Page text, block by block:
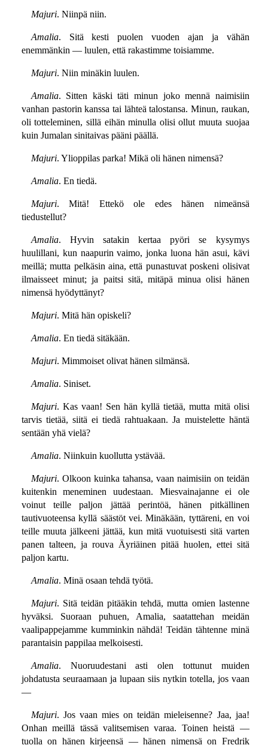
Majuri. Niinpä niin.
Amalia. Sitä kesti puolen vuoden ajan ja vähän
enemmänkin — luulen, että rakastimme toisiamme.
Majuri. Niin minäkin luulen.
Amalia. Sitten käski täti minun joko mennä naimisiin
vanhan pastorin kanssa tai lähteä talostansa. Minun, raukan,
oli totteleminen, sillä eihän minulla olisi ollut muuta suojaa
kuin Jumalan sinitaivas pääni päällä.
Majuri. Ylioppilas parka! Mikä oli hänen nimensä?
Amalia. En tiedä.
Majuri. Mitä! Ettekö ole edes hänen nimeänsä
tiedustellut?
Amalia. Hyvin satakin kertaa pyöri se kysymys
huulillani, kun naapurin vaimo, jonka luona hän asui, kävi
meillä; mutta pelkäsin aina, että punastuvat poskeni olisivat
ilmaisseet minut; ja paitsi sitä, mitäpä minua olisi hänen
nimensä hyödyttänyt?
Majuri. Mitä hän opiskeli?
Amalia. En tiedä sitäkään.
Majuri. Mimmoiset olivat hänen silmänsä.
Amalia. Siniset.
Majuri. Kas vaan! Sen hän kyllä tietää, mutta mitä olisi
tarvis tietää, siitä ei tiedä rahtuakaan. Ja muistelette häntä
sentään yhä vielä?
Amalia. Niinkuin kuollutta ystävää.
Majuri. Olkoon kuinka tahansa, vaan naimisiin on teidän
kuitenkin meneminen uudestaan. Miesvainajanne ei ole
voinut teille paljon jättää perintöä, hänen pitkällinen
tautivuoteensa kyllä säästöt vei. Minäkään, tyttäreni, en voi
teille muuta jälkeeni jättää, kun mitä vuotuisesti sitä varten
panen talteen, ja rouva Äyriäinen pitää huolen, ettei sitä
paljon kartu.
Amalia. Minä osaan tehdä työtä.
Majuri. Sitä teidän pitääkin tehdä, mutta omien lastenne
hyväksi. Suoraan puhuen, Amalia, saatattehan meidän
vaalipappejamme kumminkin nähdä! Teidän tähtenne minä
parantaisin pappilaa melkoisesti.
Amalia. Nuoruudestani asti olen tottunut muiden
johdatusta seuraamaan ja lupaan siis nytkin totella, jos vaan
—
Majuri. Jos vaan mies on teidän mieleisenne? Jaa, jaa!
Onhan meillä tässä valitsemisen varaa. Toinen heistä —
tuolla on hänen kirjeensä — hänen nimensä on Fredrik